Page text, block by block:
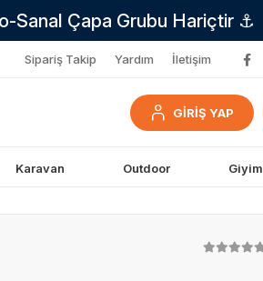
Sanal Çapa Grubu Hariçtir ⚓
Sipariş Takip Yardım İletişim
GİRİŞ YAP
Karavan Outdoor Giyim